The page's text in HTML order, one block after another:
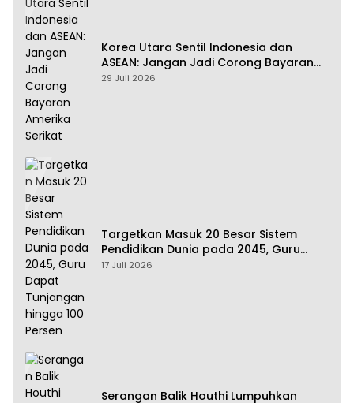
Korea Utara Sentil Indonesia dan
ASEAN: Jangan Jadi Corong Bayaran
Amerika Serikat
29 Juli 2026
Targetkan Masuk 20 Besar Sistem
Pendidikan Dunia pada 2045, Guru
Dapat Tunjangan hingga 100 Persen
17 Juli 2026
Serangan Balik Houthi Lumpuhkan